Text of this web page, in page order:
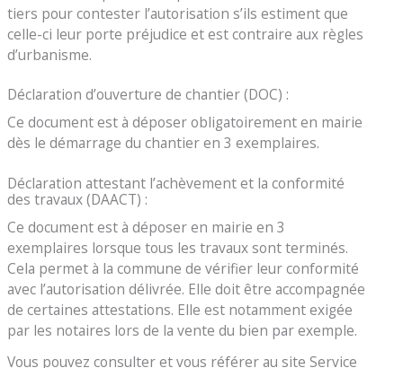
tiers pour contester l’autorisation s’ils estiment que
celle-ci leur porte préjudice et est contraire aux règles
d’urbanisme.
Déclaration d’ouverture de chantier (DOC) :
Ce document est à déposer obligatoirement en mairie
dès le démarrage du chantier en 3 exemplaires.
Déclaration attestant l’achèvement et la conformité
des travaux (DAACT) :
Ce document est à déposer en mairie en 3
exemplaires lorsque tous les travaux sont terminés.
Cela permet à la commune de vérifier leur conformité
avec l’autorisation délivrée. Elle doit être accompagnée
de certaines attestations. Elle est notamment exigée
par les notaires lors de la vente du bien par exemple.
Vous pouvez consulter et vous référer au site Service